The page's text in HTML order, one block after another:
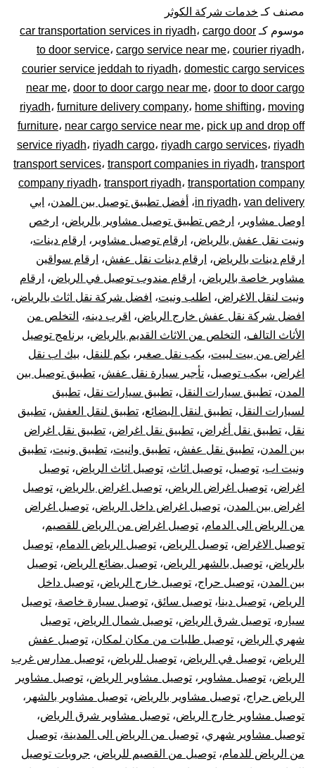
بالرياض|
–
توصيل
نقل
البضائع
الأغراض
داخل
و
خارج
الرياض
مصنف كـ خدمات شركة الكوثر
موسوم كـ
car transportation services in riyadh، cargo door
to door service، cargo service near me، courier riyadh،
courier service jeddah to riyadh، domestic cargo services
near me، door to door cargo near me، door to door cargo
riyadh، furniture delivery company، home shifting، moving
furniture، near cargo service near me، pick up and drop off
service riyadh، riyadh cargo، riyadh cargo services، riyadh
transport services، transport companies in riyadh، transport
company riyadh، transport riyadh، transportation company
in riyadh، van delivery ، أفضل تطبيق توصيل بين المدن، ابي
اوصل مشاوير ، ارخص تطبيق توصيل مشاوير بالرياض، ارخص
ونيت نقل عفش بالرياض، ارقام توصيل مشاوير ، ارقام دينات،
ارقام دينات بالرياض، ارقام دينات نقل عفش، ارقام سواقين
مشاوير خاصة بالرياض، ارقام مندوب توصيل في الرياض، ارقام
ونيت لنقل الاغراض، اطلب ونيت، افضل شركة نقل اثاث بالرياض،
افضل شركة نقل عفش خارج الرياض، اقرب دينه، التخلص من
الأثاث التالف، التخلص من الاثاث القديم بالرياض، برنامج توصيل
اغراض من بيت لبيت، بكب نقل صغير ، بكم للنقل، بيك اب نقل
اغراض، بيكب توصيل، تأجير سيارة نقل عفش، تطبيق توصيل بين
المدن، تطبيق سيارات النقل، تطبيق سيارات نقل، تطبيق
لسيارات النقل، تطبيق لنقل البضائع، تطبيق لنقل العفش، تطبيق
نقل، تطبيق نقل أغراض، تطبيق نقل اغراض، تطبيق نقل اغراض
بين المدن، تطبيق نقل عفش، تطبيق وانيت، تطبيق ونيت، تطبيق
ونيت اب، توصيل، توصيل اثاث، توصيل اثاث الرياض، توصيل
اغراض، توصيل اغراض الرياض، توصيل اغراض بالرياض، توصيل
اغراض بين المدن، توصيل اغراض داخل الرياض، توصيل اغراض
من الرياض الى الدمام، توصيل اغراض من الرياض للقصيم،
توصيل الاغراض، توصيل الرياض، توصيل الرياض الدمام، توصيل
بالرياض، توصيل بالشهر الرياض، توصيل بضائع الرياض، توصيل
بين المدن، توصيل حراج، توصيل خارج الرياض، توصيل داخل
الرياض، توصيل دينا، توصيل سائق، توصيل سيارة خاصة، توصيل
سياره، توصيل شرق الرياض، توصيل شمال الرياض، توصيل
شهري الرياض، توصيل طلبات من مكان لمكان، توصيل عفش
الرياض، توصيل في الرياض، توصيل للرياض، توصيل مدارس غرب
الرياض، توصيل مشاوير ، توصيل مشاوير الرياض، توصيل مشاوير
الرياض حراج، توصيل مشاوير بالرياض، توصيل مشاوير بالشهر ،
توصيل مشاوير خارج الرياض، توصيل مشاوير شرق الرياض،
توصيل مشاوير شهري، توصيل من الرياض الى المدينة، توصيل
من الرياض للدمام، توصيل من القصيم للرياض، جروبات توصيل